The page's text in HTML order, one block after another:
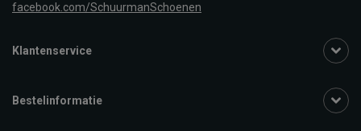
facebook.com/SchuurmanSchoenen
Klantenservice
Bestelinformatie